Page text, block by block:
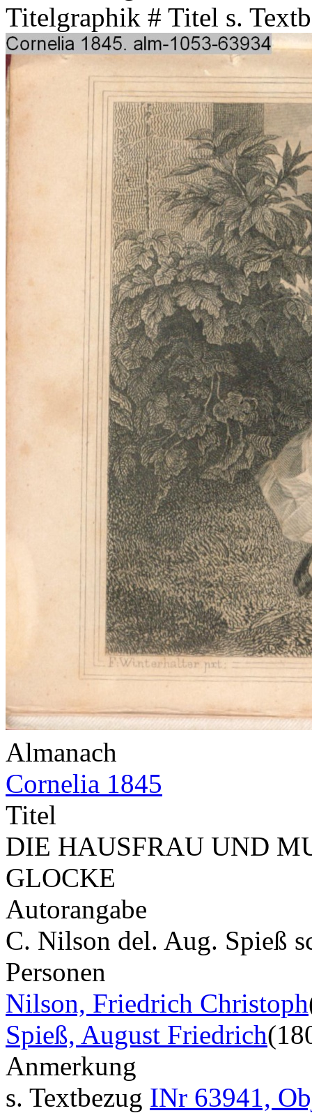
Titelgraphik # Titel s.
Almanach
Cornelia 1845
Titel
DIE HAUSFRAU UND
GLOCKE
Autorangabe
C. Nilson del. Aug. Spieß
Personen
Nilson, Friedrich Christoph
Spieß, August Friedrich
Anmerkung
s. Textbezug INr 63941,